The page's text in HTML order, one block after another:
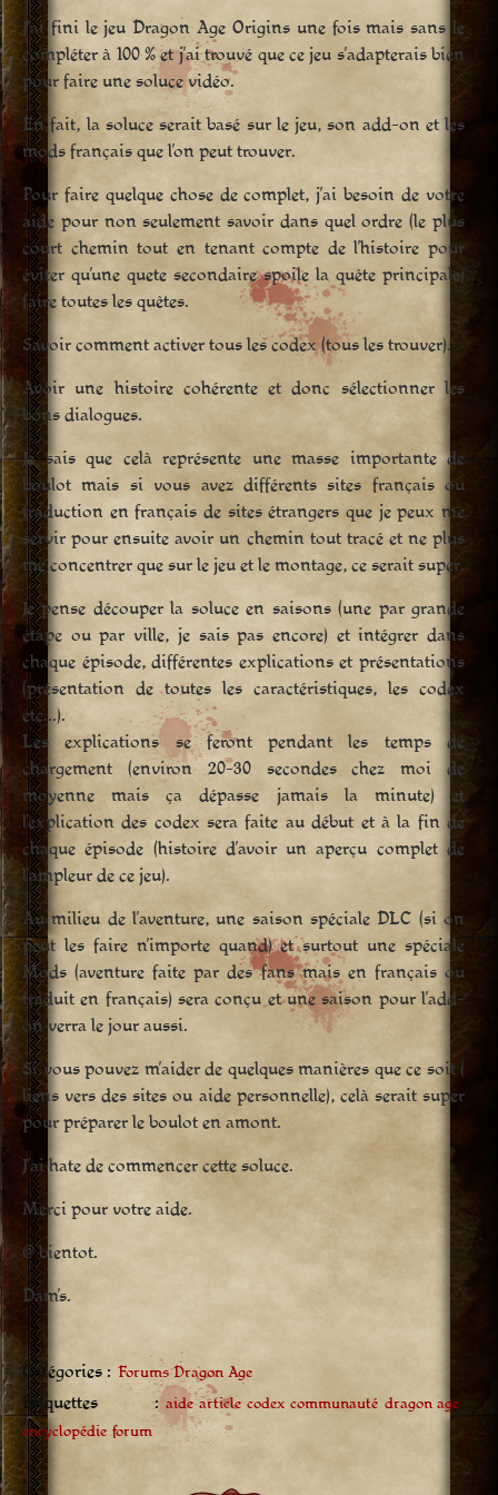
J’ai fini le jeu Dragon Age Origins une fois mais sans le
compléter à 100 % et j’ai trouvé que ce jeu s’adapterais bien
pour faire une soluce vidéo.
En fait, la soluce serait basé sur le jeu, son add-on et les
mods français que l’on peut trouver.
Pour faire quelque chose de complet, j’ai besoin de votre
aide pour non seulement savoir dans quel ordre (le plus
court chemin tout en tenant compte de l’histoire pour
éviter qu’une quete secondaire spoile la quête principale)
faire toutes les quêtes.
Savoir comment activer tous les codex (tous les trouver).
Avoir une histoire cohérente et donc sélectionner les
bons dialogues.
Je sais que celà représente une masse importante de
boulot mais si vous avez différents sites français ou
traduction en français de sites étrangers que je peux me
servir pour ensuite avoir un chemin tout tracé et ne plus
me concentrer que sur le jeu et le montage, ce serait super.
Je pense découper la soluce en saisons (une par grande
étape ou par ville, je sais pas encore) et intégrer dans
chaque épisode, différentes explications et présentations
(présentation de toutes les caractéristiques, les codex
etc…).
Les explications se feront pendant les temps de
chargement (environ 20-30 secondes chez moi de
moyenne mais ça dépasse jamais la minute) et
l’explication des codex sera faite au début et à la fin de
chaque épisode (histoire d’avoir un aperçu complet de
l’ampleur de ce jeu).
Au milieu de l’aventure, une saison spéciale DLC (si on
peut les faire n’importe quand) et surtout une spéciale
Mods (aventure faite par des fans mais en français ou
traduit en français) sera conçu et une saison pour l’add-
on verra le jour aussi.
Si vous pouvez m’aider de quelques manières que ce soit (
liens vers des sites ou aide personnelle), celà serait super
pour préparer le boulot en amont.
J’ai hate de commencer cette soluce.
Merci pour votre aide.
@ bientot.
Dam’s.
Catégories : Forums Dragon Age
Étiquettes : aide article codex communauté dragon age
encyclopédie forum